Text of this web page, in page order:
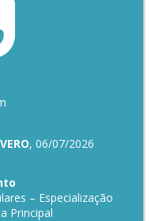
, 06/07/2026
– Especialização
Principal